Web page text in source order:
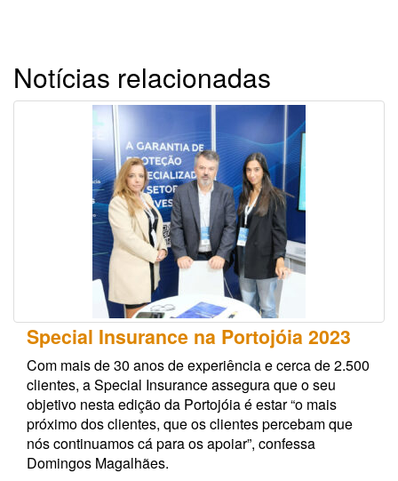
Notícias relacionadas
Special Insurance na Portojóia 2023
Com mais de 30 anos de experiência e cerca de 2.500
clientes, a Special Insurance assegura que o seu
objetivo nesta edição da Portojóia é estar “o mais
próximo dos clientes, que os clientes percebam que
nós continuamos cá para os apoiar”, confessa
Domingos Magalhães.